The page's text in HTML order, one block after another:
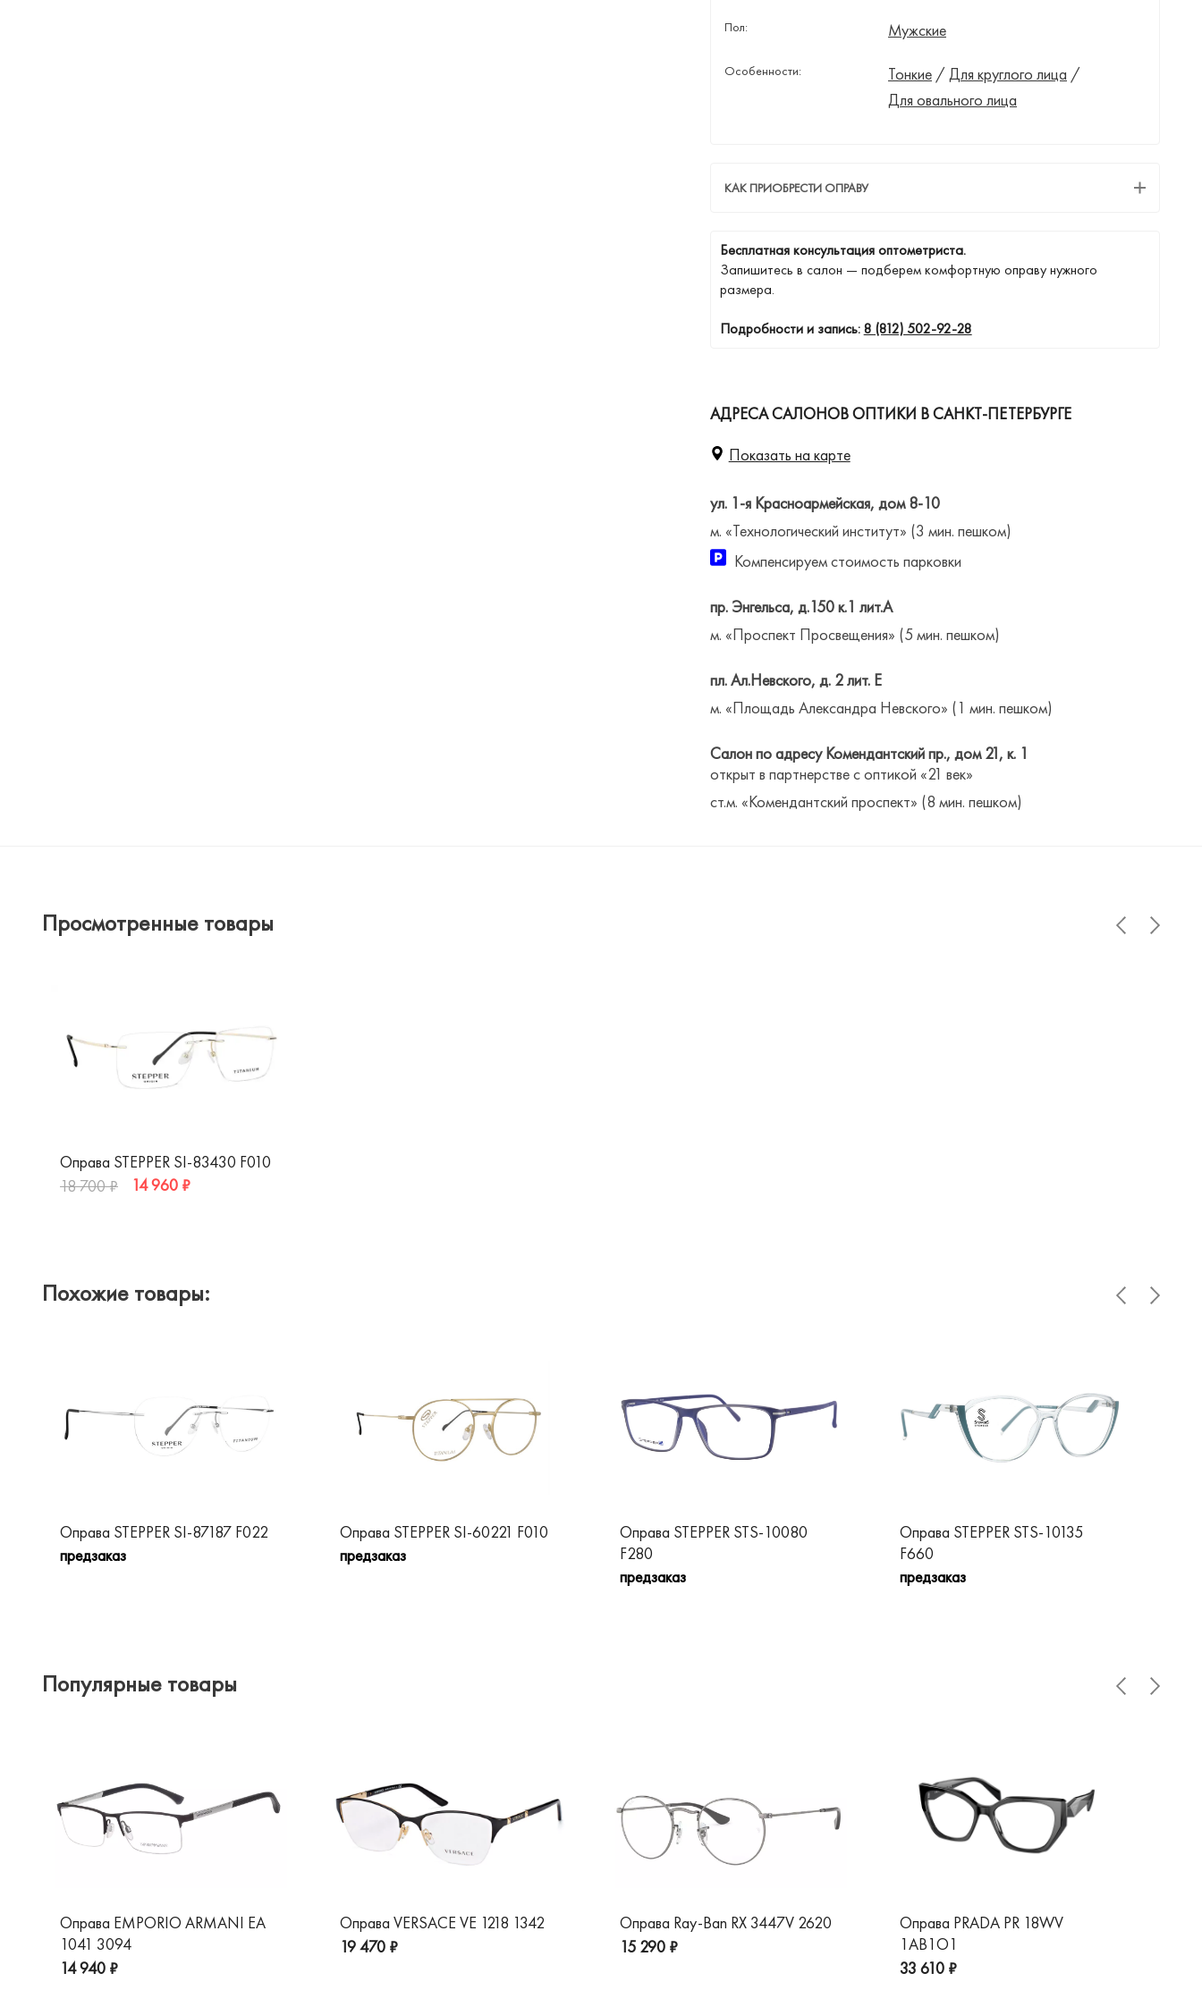
Пол: Мужские
Особенности: Тонкие/ Для круглого лица /
Для овального лица
КАК ПРИОБРЕСТИ ОПРАВУ
Бесплатная консультация оптометриста.
Запишитесь в салон — подберем комфортную оправу нужного
размера.
Подробности и запись:8 (812) 502-92-28
АДРЕСА САЛОНОВ ОПТИКИ В САНКТ-ПЕТЕРБУРГЕ
Показать на карте
ул. 1-я Красноармейская, дом 8-10
м. «Технологический институт» (3 мин. пешком)
Компенсируем стоимость парковки
пр. Энгельса, д.150 к.1 лит.А
м. «Проспект Просвещения» (5 мин. пешком)
пл. Ал.Невского, д. 2 лит. Е
м. «Площадь Александра Невского» (1 мин. пешком)
Салон по адресу Комендантский пр., дом 21, к. 1
открыт в партнерстве с оптикой «21 век»
ст.м. «Комендантский проспект» (8 мин. пешком)
Просмотренные товары
Оправа STEPPER SI-83430 F010
18 700 ₽
14 960 ₽
Похожие товары:
Оправа STEPPER SI-87187 F022
предзаказ
Оправа STEPPER SI-60221 F010
предзаказ
Оправа STEPPER STS-10080
F280
предзаказ
Оправа STEPPER STS-10135
F660
предзаказ
Популярные товары
Оправа EMPORIO ARMANI EA
1041 3094
14 940 ₽
Оправа VERSACE VE 1218 1342
19 470 ₽
Оправа Ray-Ban RX 3447V 2620
15 290 ₽
Оправа PRADA PR 18WV
1AB1O1
33 610 ₽